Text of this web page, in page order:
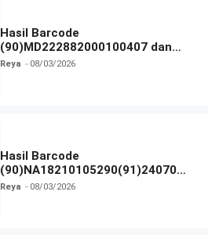
Hasil Barcode
(90)MD222882000100407 dan
Izin BPOM
Reya 08/03/2026
Hasil Barcode
(90)NA18210105290(91)240703
dan Izin BPOM
Reya 08/03/2026